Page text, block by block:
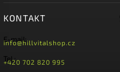
KONTAKT
E-mail:
info@hillvitalshop.cz
Tel.:
+420 702 820 995